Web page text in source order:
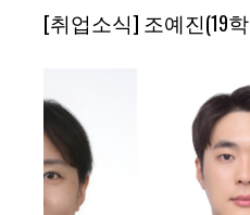
[취업소식] 조예진(19